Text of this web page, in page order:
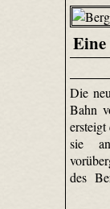
Die
Bahn
sie
des